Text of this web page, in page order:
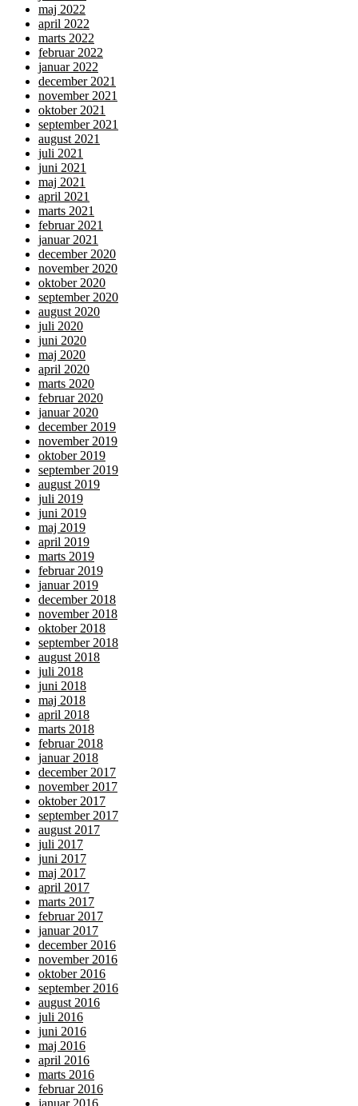
maj 2022
april 2022
marts 2022
februar 2022
januar 2022
december 2021
november 2021
oktober 2021
september 2021
august 2021
juli 2021
juni 2021
maj 2021
april 2021
marts 2021
februar 2021
januar 2021
december 2020
november 2020
oktober 2020
september 2020
august 2020
juli 2020
juni 2020
maj 2020
april 2020
marts 2020
februar 2020
januar 2020
december 2019
november 2019
oktober 2019
september 2019
august 2019
juli 2019
juni 2019
maj 2019
april 2019
marts 2019
februar 2019
januar 2019
december 2018
november 2018
oktober 2018
september 2018
august 2018
juli 2018
juni 2018
maj 2018
april 2018
marts 2018
februar 2018
januar 2018
december 2017
november 2017
oktober 2017
september 2017
august 2017
juli 2017
juni 2017
maj 2017
april 2017
marts 2017
februar 2017
januar 2017
december 2016
november 2016
oktober 2016
september 2016
august 2016
juli 2016
juni 2016
maj 2016
april 2016
marts 2016
februar 2016
januar 2016